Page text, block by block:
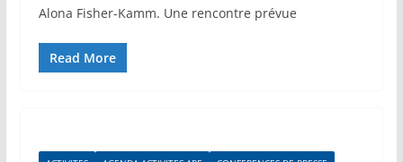
Alona Fisher-Kamm. Une rencontre prévue
Read More